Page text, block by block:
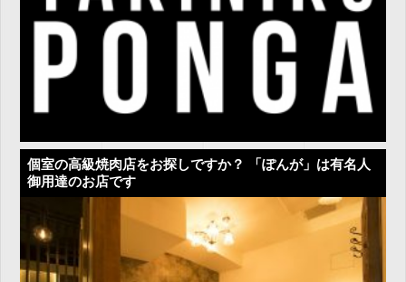
個室の高級焼肉店をお探しですか？ 「ぽんが」は有名人
御用達のお店です